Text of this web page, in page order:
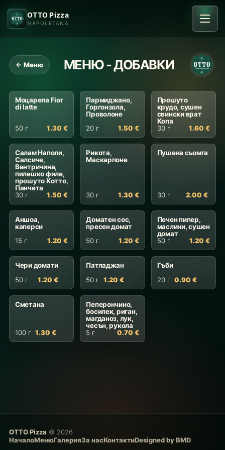
OTTO Pizza
NAPOLETANA
← Меню МЕНЮ - ДОБАВКИ
Моцарела Fior
di latte
50 г 1.30 €
Пармиджано,
Горгонзола,
Проволоне
20 г
1.50 €
Прошуто
крудо, сушен
свински врат
Копа
30 г
1.60 €
Салам Наполи,
Салсиче,
Вентричина,
пилешко филе,
прошуто Котто,
Панчета
30 г
1.50 €
Рикота,
Маскарпоне
30 г 1.30 €
Пушена сьомга
30 г 2.00 €
Аншоа,
каперси
15 г
1.20 €
Доматен сос,
пресен домат
50 г
1.20 €
Печен пипер,
маслини, сушен
домат
50 г
1.20 €
Чери домати
50 г
1.20 €
Патладжан
50 г 1.20 €
Гъби
20 г 0.90 €
Сметана
100 г 1.30 €
Пеперончино,
босилек, риган,
магданоз, лук,
чесън, рукола
5 г
0.70 €
OTTO Pizza © 2026
НачалоМенюГалерияЗа насКонтактиDesigned by BMD